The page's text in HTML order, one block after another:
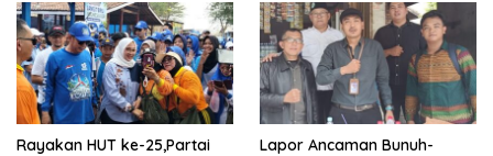
Rayakan HUT ke-25,Partai
Lapor Ancaman Bunuh-